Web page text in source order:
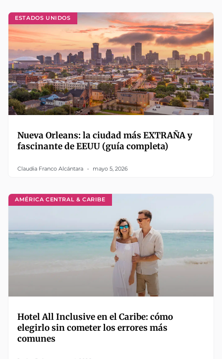
ESTADOS UNIDOS
Nueva Orleans: la ciudad más EXTRAÑA y
fascinante de EEUU (guía completa)
Claudia Franco Alcántara mayo 5, 2026
AMÉRICA CENTRAL & CARIBE
Hotel All Inclusive en el Caribe: cómo
elegirlo sin cometer los errores más
comunes